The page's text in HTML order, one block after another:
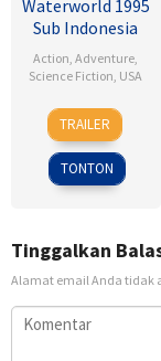
Waterworld 1995
Sub Indonesia
Action,Adventure,
Science Fiction, USA
28
Jul
1995
Kevin
Reynolds
TRAILER
TONTON
Tinggalkan
Alamat email Anda tidak